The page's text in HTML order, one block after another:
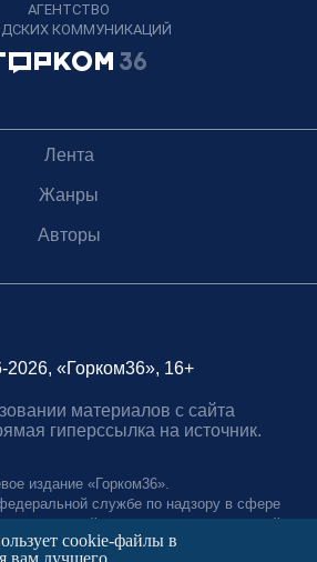
АГЕНТСТВО
КОММУНИКАЦИЙ
Лента
Жанры
Авторы
2026, «Горком36», 16+
материалов с сайта
гиперссылка на источник.
издание «Горком36».
службе по надзору в сфере
технологий и массовых коммуникаций.
ЭЛ № ФС77-88966 от 21 января 2025 г.
cookie-файлы в
вам лучшего